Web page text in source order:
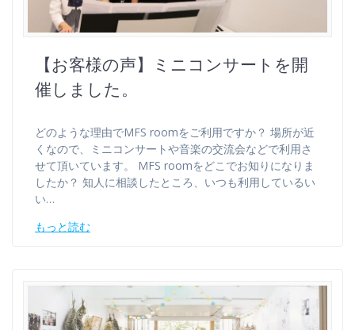
【お客様の声】ミニコンサートを開
催しました。
どのような理由でMFS roomをご利用ですか？ 場所が近
くなので、ミニコンサートや音楽の交流会などで利用さ
せて頂いています。 MFS roomをどこでお知りになりま
したか？ 知人に相談したところ、いつも利用しているい
い…
もっと読む